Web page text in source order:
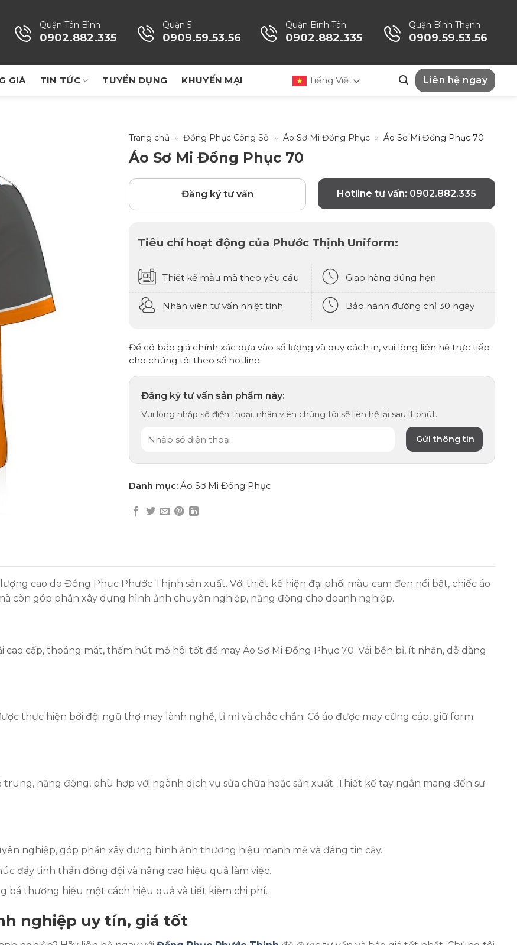
Quận Tân Bình
0902.882.335
Quận 5
0909.59.53.56
Quận Bình Tân
0902.882.335
Quận Bình Thạnh
0909.59.53.56
GIÁ TIN TỨC TUYỂN DỤNG KHUYẾN MẠI Tiếng Việt Liên hệ ngay
Trang chủ » Đồng Phục Công Sở » Áo Sơ Mi Đồng Phục » Áo Sơ Mi Đồng Phục 70
Áo Sơ Mi Đồng Phục 70
Đăng ký tư vấn Hotline tư vấn: 0902.882.335
Tiêu chí hoạt động của Phước Thịnh Uniform:
Thiết kế mẫu mã theo yêu cầu Giao hàng đúng hẹn
Nhân viên tư vấn nhiệt tình Bảo hành đường chỉ 30 ngày
Để có báo giá chính xác dựa vào số lượng và quy cách in, vui lòng liên hệ trực tiếp
cho chúng tôi theo số hotline.
Đăng ký tư vấn sản phẩm này:
Vui lòng nhập số điện thoại, nhân viên chúng tôi sẽ liên hệ lại sau ít phút.
Danh mục: Áo Sơ Mi Đồng Phục
cao do Đồng Phục Phước Thịnh sản xuất. Với thiết kế hiện đại phối màu cam đen nổi bật, chiếc áo
còn góp phần xây dựng hình ảnh chuyên nghiệp, năng động cho doanh nghiệp.
cấp, thoáng mát, thấm hút mồ hôi tốt để may Áo Sơ Mi Đồng Phục 70. Vải bền bỉ, ít nhăn, dễ dàng
thực hiện bởi đội ngũ thợ may lành nghề, tỉ mỉ và chắc chắn. Cổ áo được may cứng cáp, giữ form
năng động, phù hợp với ngành dịch vụ sửa chữa hoặc sản xuất. Thiết kế tay ngắn mang đến sự
nghiệp, góp phần xây dựng hình ảnh thương hiệu mạnh mẽ và đáng tin cậy.
đẩy tinh thần đồng đội và nâng cao hiệu quả làm việc.
bá thương hiệu một cách hiệu quả và tiết kiệm chi phí.
nghiệp uy tín, giá tốt